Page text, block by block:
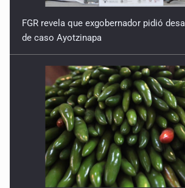
FGR revela que exgobernador pidió
de caso Ayotzinapa